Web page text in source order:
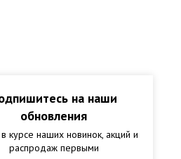
на наши
обновления
курсе наших новинок, акций и
распродаж первыми